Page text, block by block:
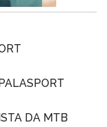
PALASPORT
DA MTB